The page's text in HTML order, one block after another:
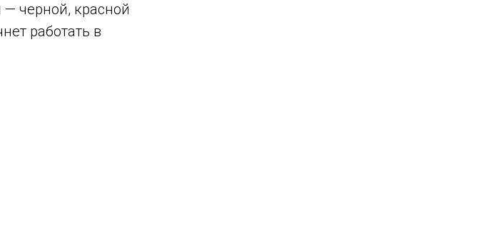
черной, красной
работать в